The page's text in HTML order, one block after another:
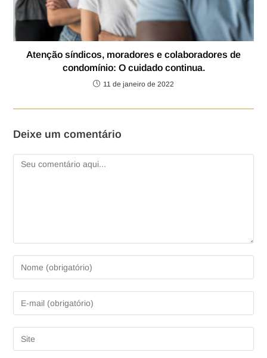
Atenção síndicos, moradores e colaboradores de
condomínio: O cuidado continua.
11 de janeiro de 2022
Deixe um comentário